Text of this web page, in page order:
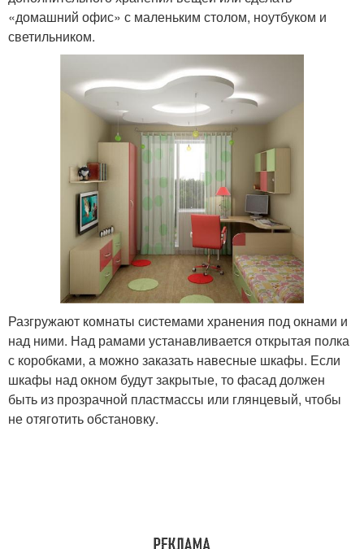
«домашний офис» с маленьким столом, ноутбуком и
светильником.
Разгружают комнаты системами хранения под окнами и
над ними. Над рамами устанавливается открытая полка
с коробками, а можно заказать навесные шкафы. Если
шкафы над окном будут закрытые, то фасад должен
быть из прозрачной пластмассы или глянцевый, чтобы
не отяготить обстановку.